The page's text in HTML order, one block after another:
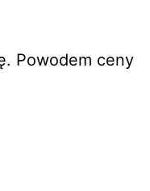
Powodem ceny